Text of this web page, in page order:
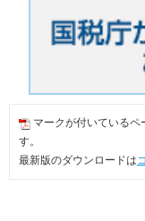
マークが付いている
す。
最新版のダウンロードは